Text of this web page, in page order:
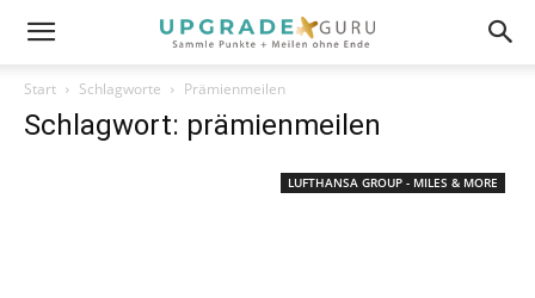
Start Schlagworte Prämienmeilen
Schlagwort: prämienmeilen
LUFTHANSA GROUP - MILES & MORE